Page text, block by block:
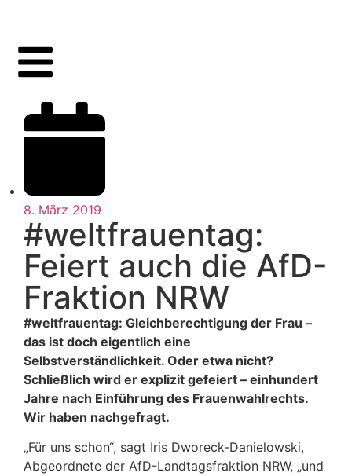
8. März 2019
#weltfrauentag:
Feiert auch die AfD-
Fraktion NRW
#weltfrauentag: Gleichberechtigung der Frau –
das ist doch eigentlich eine
Selbstverständlichkeit. Oder etwa nicht?
Schließlich wird er explizit gefeiert – einhundert
Jahre nach Einführung des Frauenwahlrechts.
Wir haben nachgefragt.
„Für uns schon“, sagt Iris Dworeck-Danielowski,
Abgeordnete der AfD-Landtagsfraktion NRW, „und